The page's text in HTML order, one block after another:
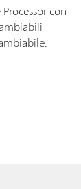
con